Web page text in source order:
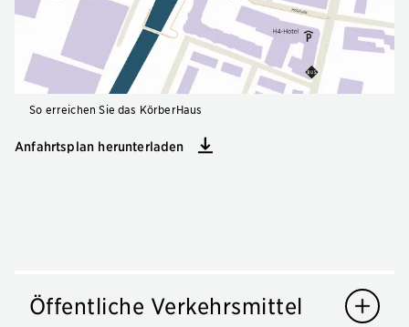
So erreichen Sie das KörberHaus
Anfahrtsplan herunterladen
Öffentliche Verkehrsmittel